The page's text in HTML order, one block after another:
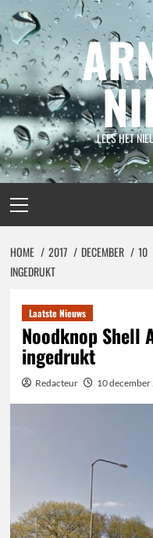
Spring
naar
inhoud
LEES HET
menu
HOME 2017 DECEMBER 10
INGEDRUKT
Laatste Nieuws
Noodknop Shell
ingedrukt
Redacteur 10 december